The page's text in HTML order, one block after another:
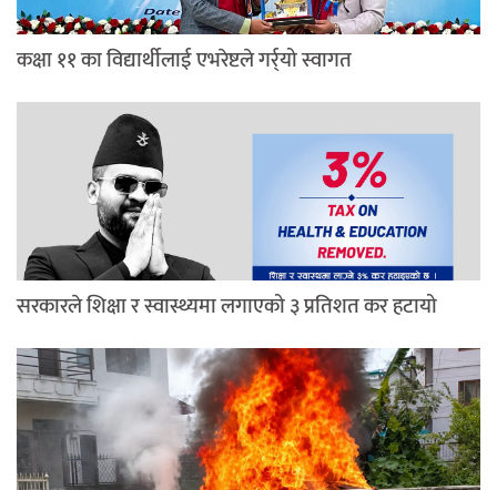
कक्षा ११ का विद्यार्थीलाई एभरेष्टले गर्र्यो स्वागत
सरकारले शिक्षा र स्वास्थ्यमा लगाएको ३ प्रतिशत कर हटायो